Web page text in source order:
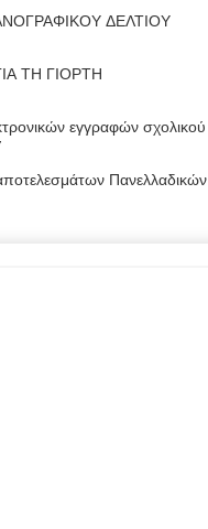
ΔΕΛΤΙΟΥ
ΤΗ ΓΙΟΡΤΗ
εγγραφών σχολικού
Πανελλαδικών